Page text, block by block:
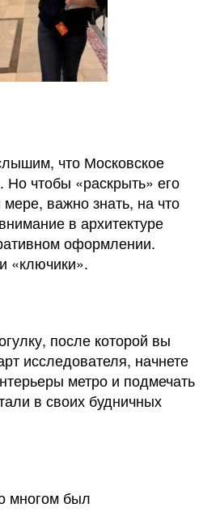
что Московское
Но чтобы «раскрыть» его
важно знать, на что
в архитектуре
оформлении.
«ключики».
после которой вы
исследователя, начнете
метро и подмечать
в своих будничных
многом был